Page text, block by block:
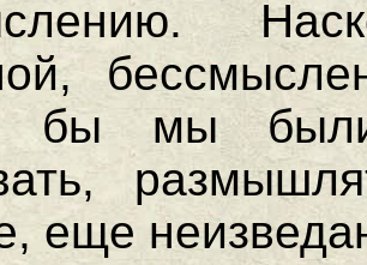
бы мы были
еще